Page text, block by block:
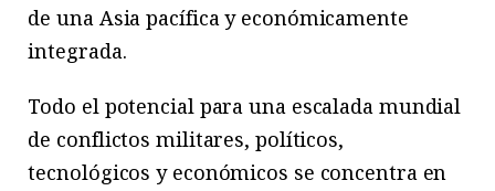
de una Asia pacífica y económicamente
integrada.
Todo el potencial para una escalada mundial
de conflictos militares, políticos,
tecnológicos y económicos se concentra en